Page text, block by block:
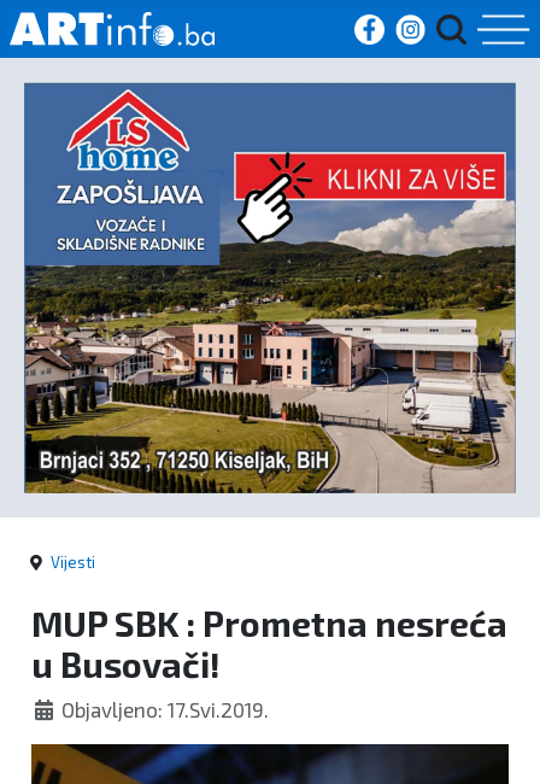
Početna
Vijesti
Sport
Kultura
Crna
kronika
Politika
Vijesti
MUP SBK : Prometna nesreća
u Busovači!
Objavljeno: 17.Svi.2019.